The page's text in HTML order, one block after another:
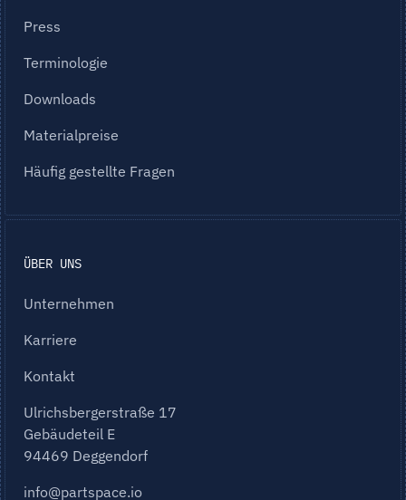
Press
Terminologie
Downloads
Materialpreise
Häufig gestellte Fragen
ÜBER UNS
Unternehmen
Karriere
Kontakt
Ulrichsbergerstraße 17
Gebäudeteil E
94469 Deggendorf
info@partspace.io